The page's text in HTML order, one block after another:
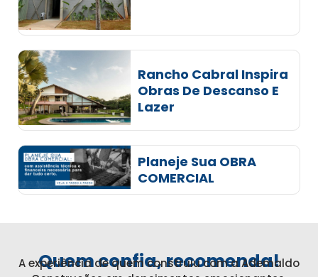
Rancho Cabral Inspira
Obras De Descanso E
Lazer
Planeje Sua OBRA
COMERCIAL
Quem confia, recomenda!
A experiência de quem construiu com a Ademaldo